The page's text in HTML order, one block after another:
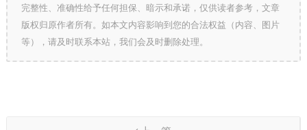
完整性、准确性给予任何担保、暗示和承诺，仅供读者参考，文章
版权归原作者所有。如本文内容影响到您的合法权益（内容、图片
等），请及时联系本站，我们会及时删除处理。